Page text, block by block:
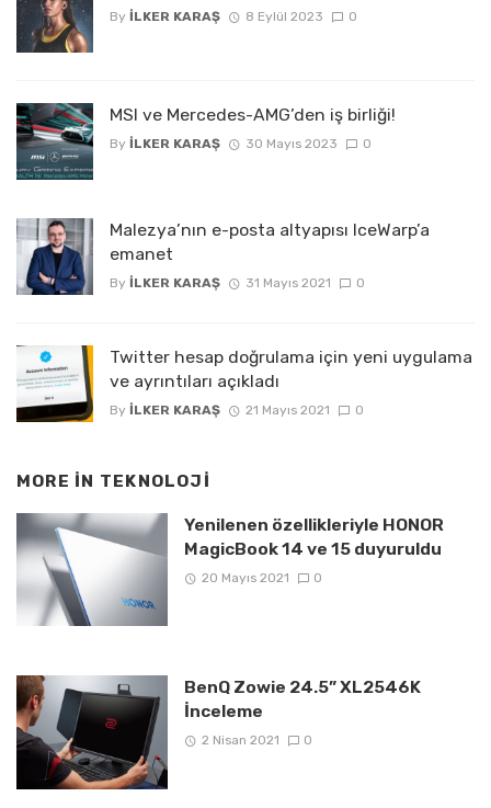
By İLKER KARAŞ 8 Eylül 2023 0
MSI ve Mercedes-AMG’den iş birliği!
By İLKER KARAŞ 30 Mayıs 2023 0
Malezya’nın e-posta altyapısı IceWarp’a
emanet
By İLKER KARAŞ 31 Mayıs 2021 0
Twitter hesap doğrulama için yeni uygulama
ve ayrıntıları açıkladı
By İLKER KARAŞ 21 Mayıs 2021 0
MORE IN TEKNOLOJI
Yenilenen özellikleriyle HONOR
MagicBook 14 ve 15 duyuruldu
20 Mayıs 2021 0
BenQ Zowie 24.5” XL2546K
İnceleme
2 Nisan 2021 0